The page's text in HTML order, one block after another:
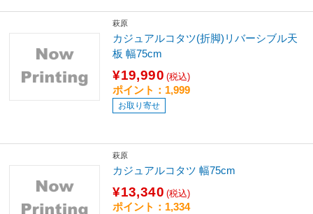
萩原
カジュアルコタツ(折脚)リバーシブル天
板 幅75cm
¥19,990 (税込)
ポイント：1,999
お取り寄せ
萩原
カジュアルコタツ 幅75cm
¥13,340 (税込)
ポイント：1,334